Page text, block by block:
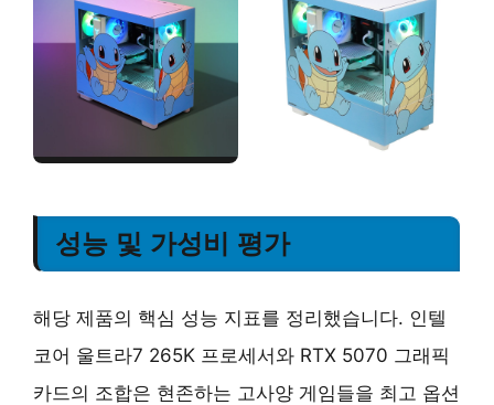
성능 및 가성비 평가
해당 제품의 핵심 성능 지표를 정리했습니다. 인텔
코어 울트라7 265K 프로세서와 RTX 5070 그래픽
카드의 조합은 현존하는 고사양 게임들을 최고 옵션